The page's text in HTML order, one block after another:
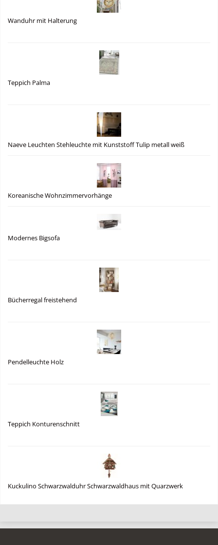
Wanduhr mit Halterung
Teppich Palma
Naeve Leuchten Stehleuchte mit Kunststoff Tulip metall weiß
Koreanische Wohnzimmervorhänge
Modernes Bigsofa
Bücherregal freistehend
Pendelleuchte Holz
Teppich Konturenschnitt
Kuckulino Schwarzwalduhr Schwarzwaldhaus mit Quarzwerk